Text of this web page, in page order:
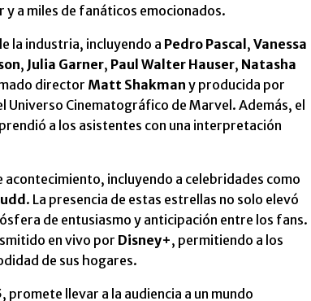
y a miles de fanáticos emocionados.
la industria, incluyendo a Pedro Pascal , Vanessa
, Julia Garner, Paul Walter Hauser, Natasha
director Matt Shakman y producida por
Universo Cinematográfico de Marvel. Además, el
a los asistentes con una interpretación
incluyendo a celebridades como
. La presencia de estas estrellas no solo elevó
de entusiasmo y anticipación entre los fans.
en vivo por Disney+, permitiendo a los
de sus hogares.
, promete llevar a la audiencia a un mundo